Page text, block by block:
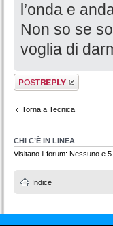
l’onda e
Non so se
voglia di
Rispondi al
messaggio
Torna a Tecnica
CHI C’È IN LINEA
Visitano il forum: Nessuno e 5
Indice